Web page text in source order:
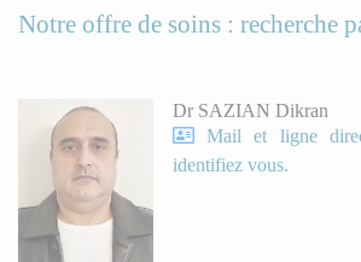
Notre offre de soins : recherche
Dr SAZIAN Dikran
Mail et ligne
identifiez vous.